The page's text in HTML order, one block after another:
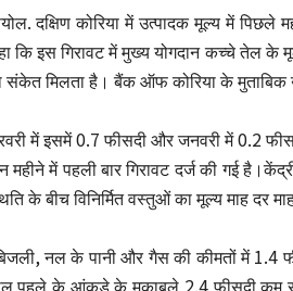
दक्षिण कोरिया में उत्पादक मूल्य में पिछले
कि इस गिरावट में मुख्य योगदान कच्चे तेल के
संकेत मिलता है। बैंक ऑफ कोरिया के मुताबिक
में इसमें 0.7 फीसदी और जनवरी में 0.2
महीने में पहली बार गिरावट दर्ज की गई
के बीच विनिर्मित वस्तुओं का मूल्य माह दर
नल के पानी और गैस की कीमतों में 1.4